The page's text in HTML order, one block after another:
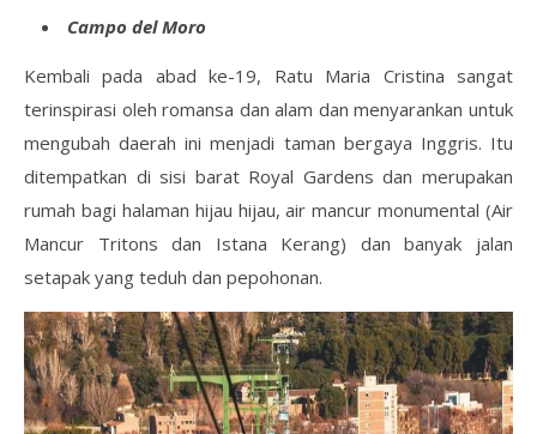
Campo del Moro
Kembali pada abad ke-19, Ratu Maria Cristina sangat
terinspirasi oleh romansa dan alam dan menyarankan untuk
mengubah daerah ini menjadi taman bergaya Inggris. Itu
ditempatkan di sisi barat Royal Gardens dan merupakan
rumah bagi halaman hijau hijau, air mancur monumental (Air
Mancur Tritons dan Istana Kerang) dan banyak jalan
setapak yang teduh dan pepohonan.